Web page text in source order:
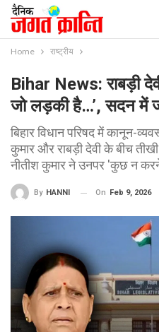
Home राष्ट्रीय
Bihar News: राबड़ी
जो लड़की है…’, सदन में
बिहार विधान परिषद में कानून-
कुमार और राबड़ी देवी के बीच
नीतीश कुमार ने उनपर 'कुछ न
By HANNI On Feb 9, 2026